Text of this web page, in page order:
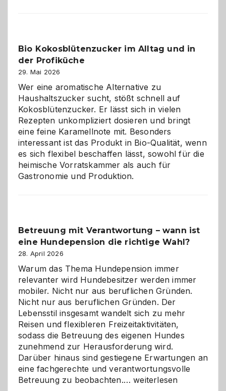
Gefahr
für
Hunde
im
eigenen
Zuhause
Bio Kokosblütenzucker im Alltag und in
der Profiküche
29. Mai 2026
Wer eine aromatische Alternative zu
Haushaltszucker sucht, stößt schnell auf
Kokosblütenzucker. Er lässt sich in vielen
Rezepten unkompliziert dosieren und bringt
eine feine Karamellnote mit. Besonders
interessant ist das Produkt in Bio-Qualität, wenn
es sich flexibel beschaffen lässt, sowohl für die
heimische Vorratskammer als auch für
Gastronomie und Produktion.
Betreuung mit Verantwortung – wann ist
eine Hundepension die richtige Wahl?
28. April 2026
Warum das Thema Hundepension immer
relevanter wird Hundebesitzer werden immer
mobiler. Nicht nur aus beruflichen Gründen.
Nicht nur aus beruflichen Gründen. Der
Lebensstil insgesamt wandelt sich zu mehr
Reisen und flexibleren Freizeitaktivitäten,
sodass die Betreuung des eigenen Hundes
zunehmend zur Herausforderung wird.
Darüber hinaus sind gestiegene Erwartungen an
eine fachgerechte und verantwortungsvolle
Betreuung zu beobachten.…Betreuung
weiterlesen